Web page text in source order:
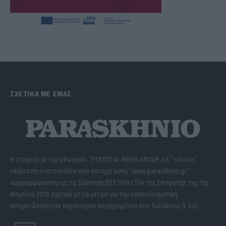
ΣΧΕΤΙΚΑ ΜΕ ΕΜΑΣ
Η εταιρεία με την επωνυμία “POLITICAL MEDIA GROUP A.E.” και κατ’
επέκταση η ιστοσελίδα που κατέχει αυτή “www.paraskhnio.gr”
συμμορφώνονται με τη Σύσταση (ΕΕ) 2018/334 της Επιτροπής της 1ης
Μαρτίου 2018 σχετικά με τα μέτρα για την αποτελεσματική
αντιμετώπιση του παράνομου περιεχομένου στο διαδίκτυο (L 63).